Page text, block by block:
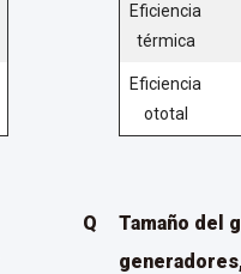
Eficiencia
térmica
Eficiencia
ototal
Q
Tamaño del